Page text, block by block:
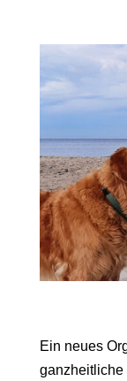
Ein neues
ganzheitliche